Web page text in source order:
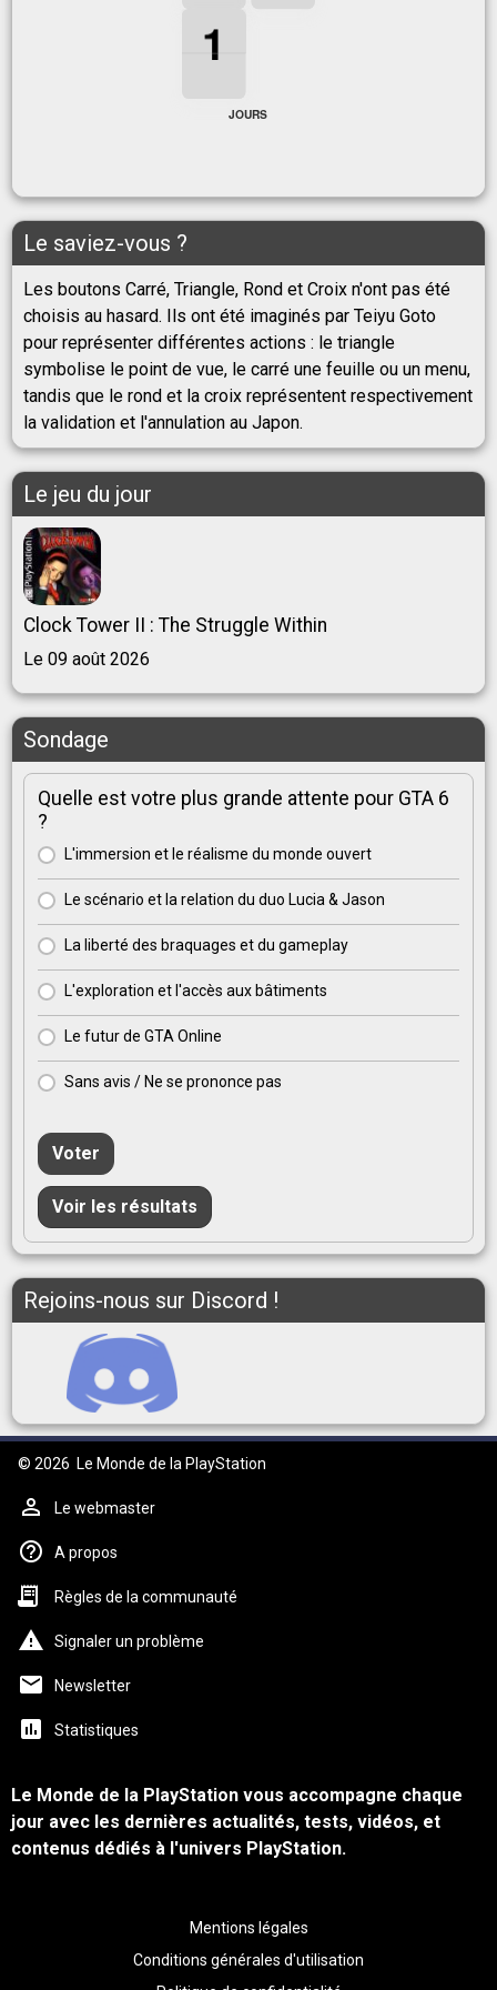
1
1
1
1
JOURS
Le saviez-vous ?
Les boutons Carré, Triangle, Rond et Croix n'ont pas été
choisis au hasard. Ils ont été imaginés par Teiyu Goto
pour représenter différentes actions : le triangle
symbolise le point de vue, le carré une feuille ou un menu,
tandis que le rond et la croix représentent respectivement
la validation et l'annulation au Japon.
Le jeu du jour
Clock Tower II : The Struggle Within
Le 09 août 2026
Sondage
Quelle est votre plus grande attente pour GTA 6
?
L'immersion et le réalisme du monde ouvert
Le scénario et la relation du duo Lucia & Jason
La liberté des braquages et du gameplay
L'exploration et l'accès aux bâtiments
Le futur de GTA Online
Sans avis / Ne se prononce pas
Voter
Voir les résultats
Rejoins-nous sur Discord !
© 2026 Le Monde de la PlayStation
Le webmaster
A propos
Règles de la communauté
Signaler un problème
Newsletter
Statistiques
Le Monde de la PlayStation vous accompagne chaque
jour avec les dernières actualités, tests, vidéos, et
contenus dédiés à l'univers PlayStation.
Mentions légales
Conditions générales d'utilisation